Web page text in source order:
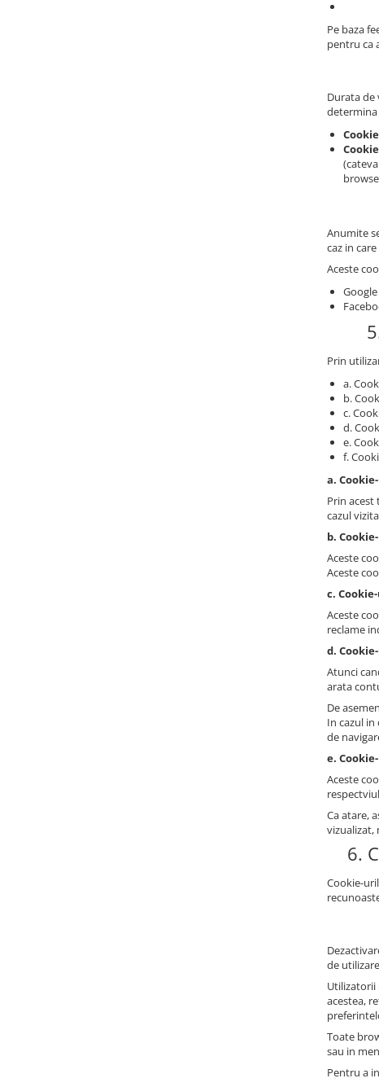
Pe baza
pentru ca
Durata de
determina
Anumite
caz in
Aceste
Prin
a.
b.
c.
d.
e.
f.
a.
Prin
cazul
b.
Aceste
Aceste
c.
Aceste
reclame
d.
Atunci
arata
De
In cazul
de
e.
Aceste
Ca atare,
vizualizat,
6.
Cookie-
de
Utilizatorii
acestea,
Toate
sau in
Pentru a